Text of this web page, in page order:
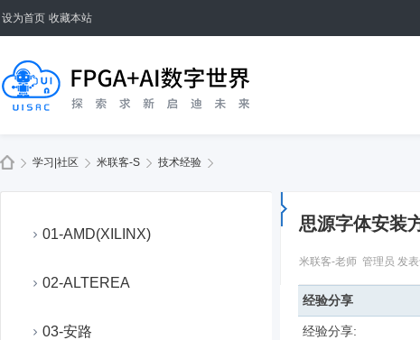
设为首页 收藏本站
学习|社区 米联客-S 技术经验
01-AMD(XILINX)
02-ALTEREA
03-安路
思源字体安装
米联客-老师 管理员 发
经验分享
经验分享: